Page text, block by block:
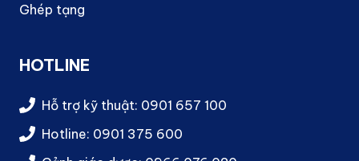
Ghép tạng
HOTLINE
Hỗ trợ kỹ thuật: 0901 657 100
Hotline: 0901 375 600